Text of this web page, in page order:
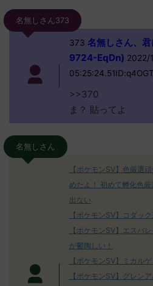
名無しさん373
373 名無しさん、
9724-EqDn) 2022/
>>370
ま？ 貼ってよ
名無しさん
【ポケモンSV】色厳選
めたよ！ 初めて孵化色
出ない
【ポケモンSV】コダッ
【ポケモンSV】エスバ
が鬱陶しい！
【ポケモンSV】ミカル
【ポケモンSV】グレン